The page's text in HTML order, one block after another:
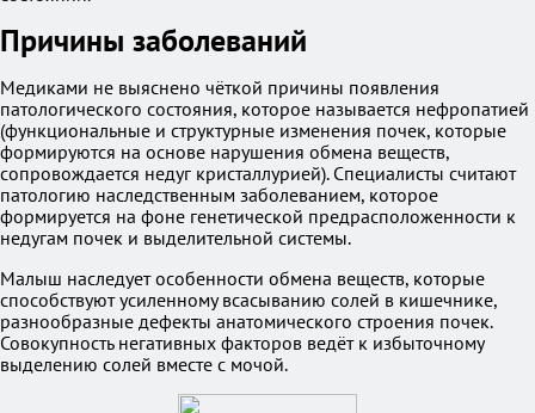
Причины заболеваний
Медиками не выяснено чёткой причины появления
патологического состояния, которое называется нефропатией
(функциональные и структурные изменения почек, которые
формируются на основе нарушения обмена веществ,
сопровождается недуг кристаллурией). Специалисты считают
патологию наследственным заболеванием, которое
формируется на фоне генетической предрасположенности к
недугам почек и выделительной системы.
Малыш наследует особенности обмена веществ, которые
способствуют усиленному всасыванию солей в кишечнике,
разнообразные дефекты анатомического строения почек.
Совокупность негативных факторов ведёт к избыточному
выделению солей вместе с мочой.